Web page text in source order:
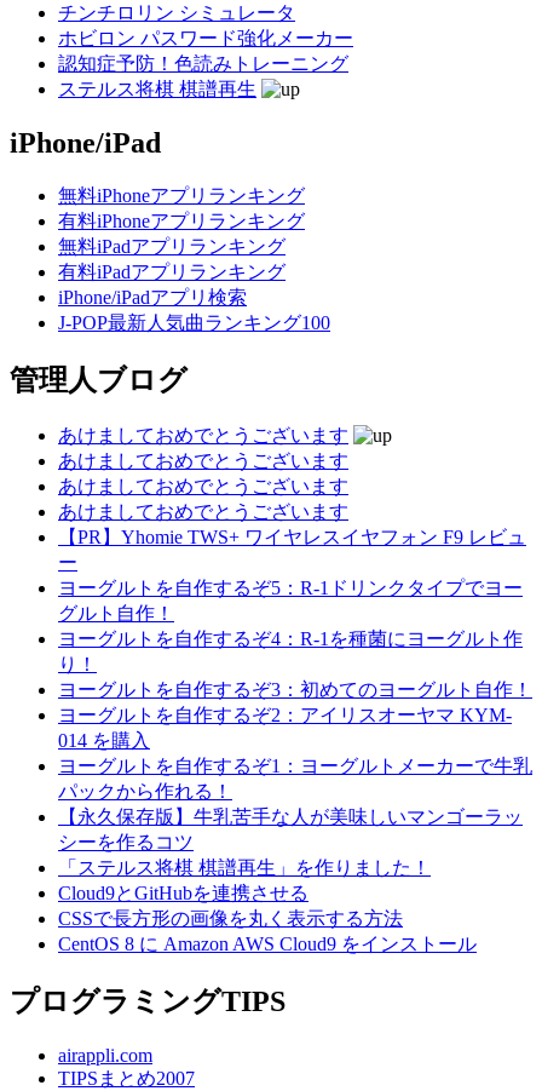
チンチロリン シミュレータ
ホビロン パスワード強化メーカー
認知症予防！色読みトレーニング
ステルス将棋 棋譜再生
iPhone/iPad
無料iPhoneアプリランキング
有料iPhoneアプリランキング
無料iPadアプリランキング
有料iPadアプリランキング
iPhone/iPadアプリ検索
J-POP最新人気曲ランキング100
管理人ブログ
あけましておめでとうございます
あけましておめでとうございます
あけましておめでとうございます
あけましておめでとうございます
【PR】Yhomie TWS+ ワイヤレスイヤフォン F9 レビュ
ー
ヨーグルトを自作するぞ5：R-1ドリンクタイプでヨー
グルト自作！
ヨーグルトを自作するぞ4：R-1を種菌にヨーグルト作
り！
ヨーグルトを自作するぞ3：初めてのヨーグルト自作！
ヨーグルトを自作するぞ2：アイリスオーヤマ KYM-
014 を購入
ヨーグルトを自作するぞ1：ヨーグルトメーカーで牛乳
パックから作れる！
【永久保存版】牛乳苦手な人が美味しいマンゴーラッ
シーを作るコツ
「ステルス将棋 棋譜再生」を作りました！
Cloud9とGitHubを連携させる
CSSで長方形の画像を丸く表示する方法
CentOS 8 に Amazon AWS Cloud9 をインストール
プログラミングTIPS
airappli.com
TIPSまとめ2007